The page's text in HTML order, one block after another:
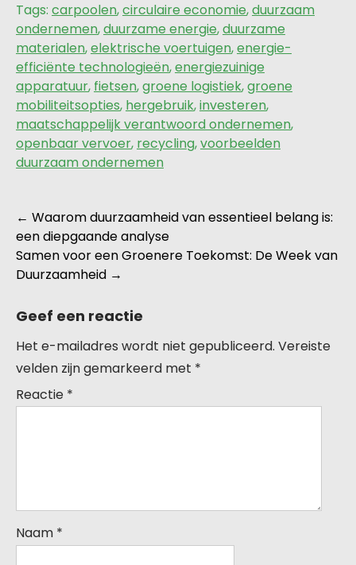
Tags: carpoolen,circulaire economie,duurzaam
ondernemen,duurzame energie,duurzame
materialen,elektrische voertuigen,energie-
efficiënte technologieën,energiezuinige
apparatuur, fietsen,groene logistiek,groene
mobiliteitsopties, hergebruik,investeren,
maatschappelijk verantwoord ondernemen,
openbaar vervoer, recycling,voorbeelden
duurzaam ondernemen
Berichtnavigatie
← Waarom duurzaamheid van essentieel belang is:
een diepgaande analyse
Samen voor een Groenere Toekomst: De Week van
Duurzaamheid →
Geef een reactie
Het e-mailadres wordt niet gepubliceerd. Vereiste
velden zijn gemarkeerd met *
Reactie *
Naam *